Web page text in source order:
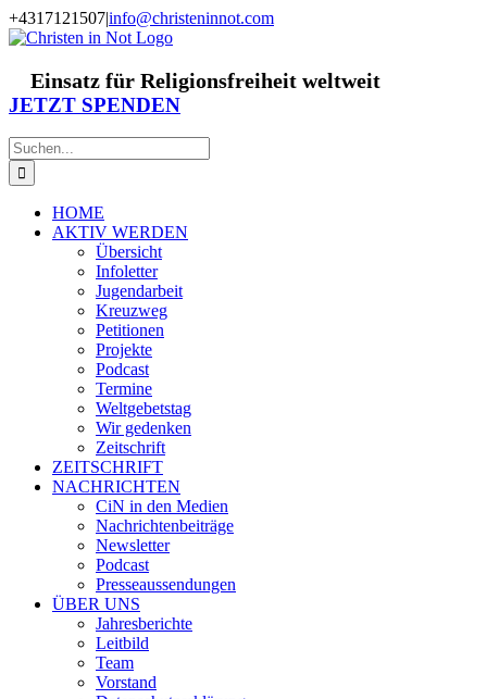
Zum
Inhalt
+4317121507|info@christeninnot.com
Facebook
Instagram
X
Spenden
Newsletter
Einsatz für Religionsfreiheit weltweit
JETZT SPENDEN
Suche
nach:
HOME
AKTIV WERDEN
Übersicht
Infoletter
Jugendarbeit
Kreuzweg
Petitionen
Projekte
Podcast
Termine
Weltgebetstag
Wir gedenken
Zeitschrift
ZEITSCHRIFT
NACHRICHTEN
CiN in den Medien
Nachrichtenbeiträge
Newsletter
Podcast
Presseaussendungen
ÜBER UNS
Jahresberichte
Leitbild
Team
Vorstand